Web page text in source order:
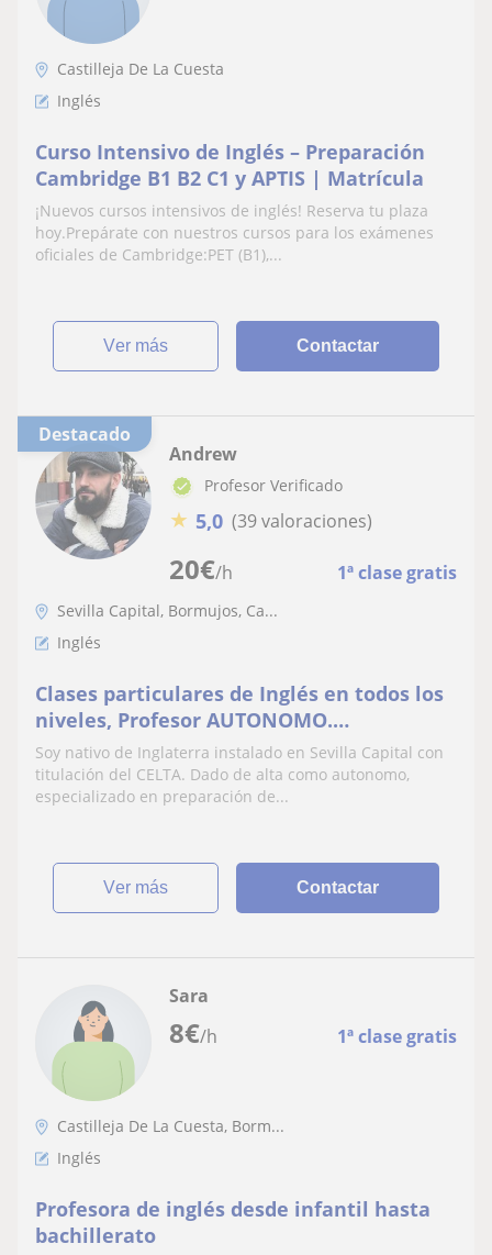
Castilleja De La Cuesta
Inglés
Curso Intensivo de Inglés – Preparación
Cambridge B1 B2 C1 y APTIS | Matrícula
¡Nuevos cursos intensivos de inglés! Reserva tu plaza
hoy.Prepárate con nuestros cursos para los exámenes
oficiales de Cambridge:PET (B1),...
ver más Contactar
Destacado
20€/h 1ª clase gratis
Andrew
Profesor Verificado
★ 5,0 (39 valoraciones)
Sevilla Capital, Bormujos, Ca...
Inglés
Clases particulares de Inglés en todos los
niveles, Profesor AUTONOMO.
Especializado en preparación de
exámenes e Inglés de negocios [In
company]
Soy nativo de Inglaterra instalado en Sevilla Capital con
titulación del CELTA. Dado de alta como autonomo,
especializado en preparación de...
ver más Contactar
8€/h 1ª clase gratis
Sara
Castilleja De La Cuesta, Borm...
Inglés
Profesora de inglés desde infantil hasta
bachillerato